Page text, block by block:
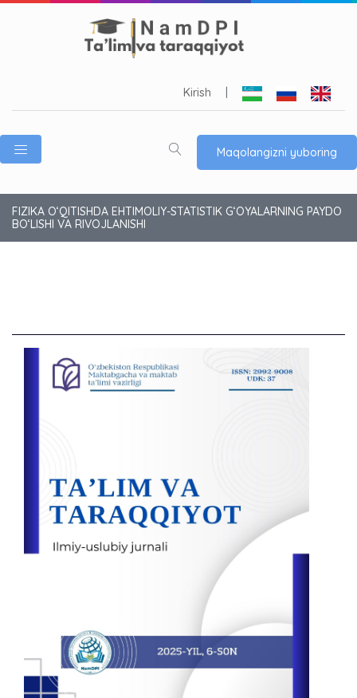
Kirish
Maqolangizni yuboring
FIZIKA O‘QITISHDA EHTIMOLIY-STATISTIK G‘OYALARNING PAYDO
BO‘LISHI VA RIVOJLANISHI